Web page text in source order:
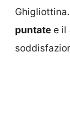
puntate e il